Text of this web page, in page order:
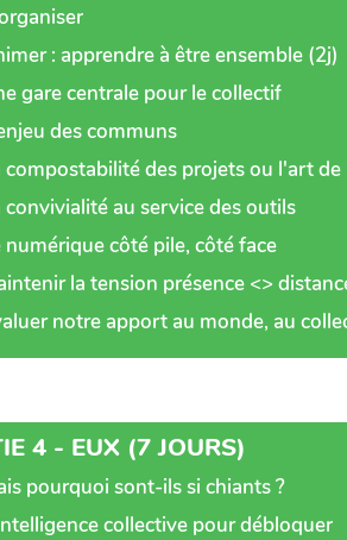
: apprendre à être ensemble (2j)
gare centrale pour le collectif
des communs
compostabilité des projets ou l'art
convivialité au service des outils
numérique côté pile, côté face
la tension présence <>
notre apport au monde, au
4 - EUX (7 JOURS)
pourquoi sont-ils si chiants ?
collective pour débloquer